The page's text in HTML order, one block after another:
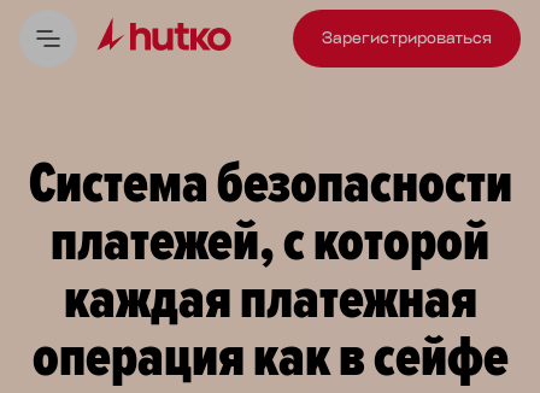
Зарегистрироваться
Система безопасности
платежей, с которой
каждая платежная
операция как в сейфе